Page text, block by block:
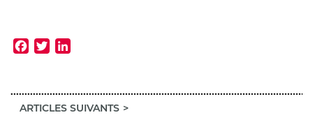
Facebook
Twitter
ARTICLES SUIVANTS